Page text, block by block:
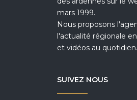
mars 1999.
Nous proposons
l'actualité régionale
et vidéos au quotidien.
SUIVEZ NOUS